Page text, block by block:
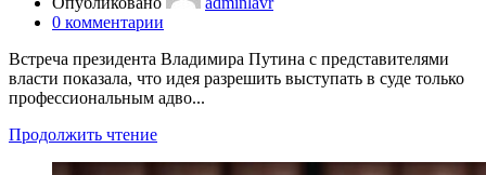
0 комментарии
Встреча президента Владимира Путина с представителями
власти показала, что идея разрешить выступать в суде только
профессиональным адво...
Продолжить чтение